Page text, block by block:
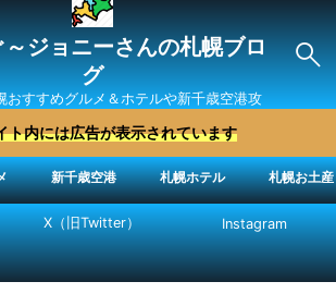
ジョニーさんの札幌ブロ
グ
おすすめグルメ＆ホテルや新千歳空港攻
を紹介 ″ジョニーさん“で検索
ト内には広告が表示されています
新千歳空港 札幌ホテル 札幌お土産
X（旧Twitter） Instagram